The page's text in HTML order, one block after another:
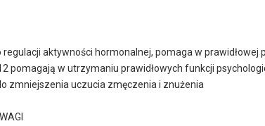
aktywności hormonalnej, pomaga w prawidłowej
pomagają w utrzymaniu prawidłowych funkcji
zmniejszenia uczucia zmęczenia i znużenia